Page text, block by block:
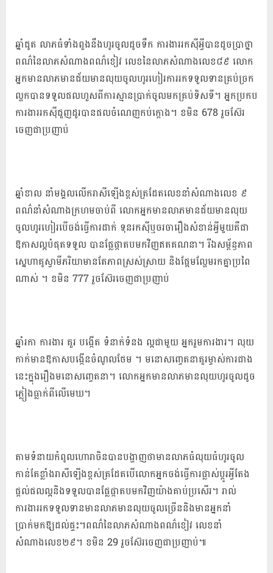
ឆ្នាំជូត លាភធំទាំងពួងនឹងហូរចូលដូចទឹក ការងាររកសុីអ្វីបានដូចប្រាថ្នា
ពណ៌នៃលាភសំណាងពណ៌ខៀវ លេខនៃលាភសំណាងលេខ៨៩ លោក
អ្នកមានលាភមានជ័យមានលុយចូលហូរហៀរការរកទទួលទានគ្រប់ច្រក
ល្ហកបានទទួលផលហួសពីការស្មានប្រាក់ចូលមកគ្រប់ទិសទី។ អ្នកប្រកប
ការងាររកស៊ីជួញដូរបានផលចំណេញកប់ក្តោង។ ខមិន 678 រួចស៊ែរ
ចេញជាប្រញាប់
​​​​​​​​​​​​​​​​​​​​​​​​​​​​​​​​​​​​​​​​​​​​​​​​​​​​​​​​​​​​​​​​​​​​​​​​​​​​​​​​​​​​​​​​​​​​​​​​​​​​​​​​​​​​​​​​​​​​​​​​​​​​​​​​​​​​​​​​​​​​​​​​​​​​​​​​​​​​​​​​​​​​​​​​​​​​​​​​​​​​​​​​​​​​​​​​​​​​​​​​​​​​​​​​​​​​​​​​​​​​​​​​​​​​​​​​​​​​​​​​​​​​​​​​​​​​​​​​​​​​​​​​​​​​​​​​​​​​​​​​​​​​​​​​​​​​​​​​​​​​​​​​ឆ្នាំខាល នាំមង្គលលើករាសីឡើងខ្ពស់ត្រដែតលេខនាំសំណាងលេខ ៩
ពណ៌នាំសំណាងក្រហមចាប់ពី លោកអ្នកមានលាភមានជ័យមានលុយ
ចូលហូរហៀរបើចង់ធ្វើការដាក់ ទុនរកស៊ីឬចរចារឿងសំខាន់អ្វីមួយគឺជា
ឱកាសល្អបំផុតទទួល បានផ្លែផ្កាតបមកវិញឥតគណនា។ រីឯសម្ព័ន្ធភាព
ស្នេហាគូស្វាមីភរិយាមានតែភាពស្រស់ស្រាយ និងផ្អែមល្ហែមរកគ្នាប្រពៃ
ណាស់ ។ ខមិន 777 រួចស៊ែរចេញជាប្រញាប់
ឆ្នាំរកា ការងារ គួរ បង្កើត ទំនាក់ទំនង ល្អជាមួយ អ្នករួមការងារ។ លុយ
កាក់មានឱកាសបង្កើនចំណូលថែម ។ មនោសញ្ចេតនាគួរម្ចាស់ការជាង
នេះក្នុងរឿងមនោសញ្ចេតនា។ លោកអ្នកមានលាភមានលុយហូរចូលដូច
ភ្លៀងធ្លាក់ពីលើមេឃ។
តាមទំនាយកំពូលហោរាចិនបានបង្ហាញថាមានលាភធំលុយធំហូរចូល
កាន់តែខ្លាំងរាសីឡើងខ្ពស់ត្រដែតបើលោកអ្នកចង់ធ្វើការផ្លាស់ប្តូរអ្វីតែង
ផ្តល់ផលល្អនិងទទួលបានផ្លែផ្កាតបមកវិញយ៉ាងគាប់ប្រសើរ។ រាល់
ការងាររកទទួលទានមានលាភមានលុយចូលច្រើននិងមានអ្នកនាំ
ប្រាក់មកឱ្យដល់ផ្ទះ។ពណ៌នៃលាភសំណាងពណ៌ខៀវ លេខនាំ
សំណាងលេខ២៩។ ខមិន 29 រួចស៊ែរចេញជាប្រញាប់៕